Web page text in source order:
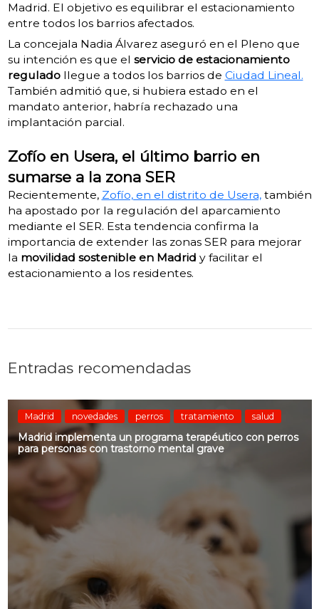
Madrid. El objetivo es equilibrar el estacionamiento
entre todos los barrios afectados.
La concejala Nadia Álvarez aseguró en el Pleno que
su intención es que el servicio de estacionamiento
reguladollegue a todos los barrios de Ciudad Lineal.
También admitió que, si hubiera estado en el
mandato anterior, habría rechazado una
implantación parcial.
Zofío en Usera, el último barrio en
sumarse a la zona SER
Recientemente, Zofío, en el distrito de Usera,también
ha apostado por la regulación del aparcamiento
mediante el SER. Esta tendencia confirma la
importancia de extender las zonas SER para mejorar
la movilidad sostenible en Madrid y facilitar el
estacionamiento a los residentes.
Entradas recomendadas
Madrid novedades perros tratamiento salud
Madrid implementa un programa terapéutico con perros
para personas con trastorno mental grave